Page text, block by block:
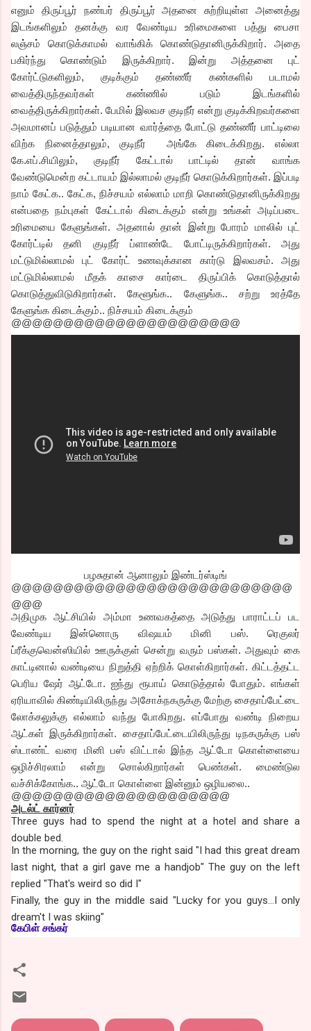
எனும் திருப்பூர் நண்பர் திருப்பூர் அதனை சுற்றியுள்ள அனைத்து
இடங்களிலும் தனக்கு வர வேண்டிய உரிமைகளை பத்து பைசா
லஞ்சம் கொடுக்காமல் வாங்கிக் கொண்டுதானிருக்கிறார். அதை
பகிர்ந்து கொண்டும் இருக்கிறார். இன்று அத்தனை புட்
கோர்ட்டுகளிலும், குடிக்கும் தண்ணீர் கண்களில் படாமல்
வைத்திருந்தவர்கள் கண்ணில் படும் இடங்களில்
வைத்திருக்கிறார்கள். பேமில் இலவச குடிநீர் என்று குடிக்கிறவர்களை
அவமானப் படுத்தும் படியான வார்த்தை போட்டு தண்ணீர் பாட்டிலை
விற்க நினைத்தாலும், குடிநீர் அங்கே கிடைக்கிறது. எல்லா
கே.எப்.சியிலும், குடிநீர் கேட்டால் பாட்டில் தான் வாங்க
வேண்டுமென்ற கட்டாயம் இல்லாமல் குடிநீர் கொடுக்கிறார்கள். இப்படி
நாம் கேட்க.. கேட்க, நிச்சயம் எல்லாம் மாறி கொண்டுதானிருக்கிறது
என்பதை நம்புகள் கேட்டால் கிடைக்கும் என்று உங்கள் அடிப்படை
உரிமையை கேளுங்கள். அதனால் தான் இன்று போரம் மாலில் புட்
கோர்ட்டில் தனி குடிநீர் ப்ளாண்டே போட்டிருக்கிறார்கள். அது
மட்டுமில்லாமல் புட் கோர்ட் உணவுக்கான கார்டு இலவசம். அது
மட்டுமில்லாமல் மீதக் காசை கார்டை திருப்பிக் கொடுத்தால்
கொடுத்துவிடுகிறார்கள். கேளூங்க.. கேளுங்க.. சற்று உரத்தே
கேளுங்க கிடைக்கும்.. நிச்சயம் கிடைக்கும்
@@@@@@@@@@@@@@@@@@@@@@
பழசுதான் ஆனாலும் இண்டர்ஸ்டிங்
@@@@@@@@@@@@@@@@@@@@@@@@@@@
@@@
அதிமுக ஆட்சியில் அம்மா உணவகத்தை அடுத்து பாராட்டப் பட
வேண்டிய இன்னொரு விஷயம் மினி பஸ். ரெகுலர்
ப்ரீக்குவென்ஸியில் ஊருக்குள் சென்று வரும் பஸ்கள். அதுவும் கை
காட்டினால் வண்டியை நிறுத்தி ஏற்றிக் கொள்கிறார்கள். கிட்டத்தட்ட
பெரிய ஷேர் ஆட்டோ. ஐந்து ரூபாய் கொடுத்தால் போதும். எங்கள்
ஏரியாவில் கிண்டியிலிருந்து அசோக்நகருக்கு மேற்கு சைதாப்பேட்டை
லோக்கலுக்கு எல்லாம் வந்து போகிறது. எப்போது வண்டி நிறைய
ஆட்கள் இருக்கிறார்கள். சைதாப்பேட்டையிலிருந்து டிநகருக்கு பஸ்
ஸ்டாண்ட் வரை மினி பஸ் விட்டால் இந்த ஆட்டோ கொள்ளையை
ஒழிச்சிரலாம் என்று சொல்கிறார்கள் பெண்கள். மைண்டுல
வச்சிக்கோங்க.. ஆட்டோ கொள்ளை இன்னும் ஒழியலை..
@@@@@@@@@@@@@@@@@@@@@
அடல்ட் கார்னர்
Three guys had to spend the night at a hotel and share a
double bed.
In the morning, the guy on the right said "I had this great dream
last night, that a girl gave me a handjob" The guy on the left
replied "That's weird so did I"
Finally, the guy in the middle said "Lucky for you guys...I only
dream't I was skiing"
கேபிள் சங்கர்